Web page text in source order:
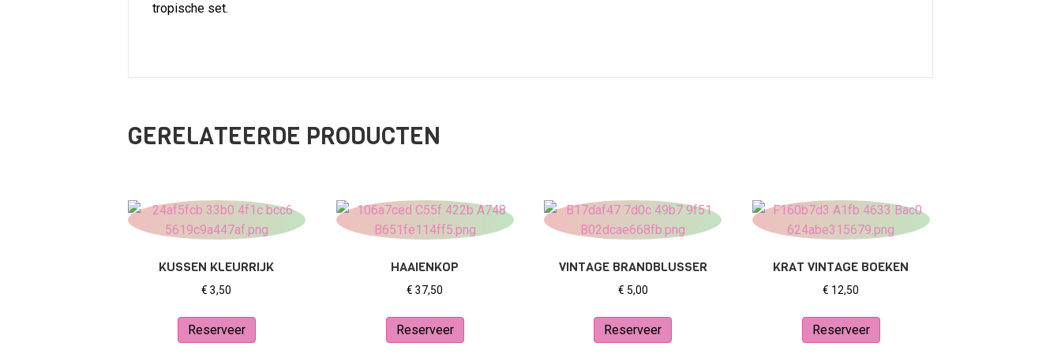
tropische set.
GERELATEERDE PRODUCTEN
KUSSEN KLEURRIJK
€ 3,50
Reserveer
HAAIENKOP
€ 37,50
Reserveer
VINTAGE BRANDBLUSSER
€ 5,00
Reserveer
KRAT VINTAGE BOEKEN
€ 12,50
Reserveer